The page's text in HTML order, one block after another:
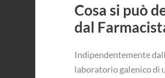
Cosa si può
dal
Indipendentemente
laboratorio galenico di